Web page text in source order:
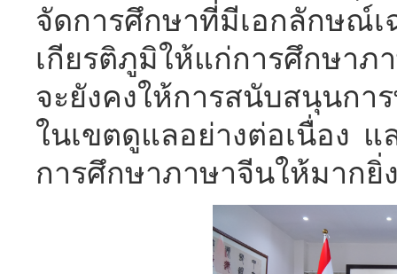
จัดการศึกษาที่มีเอกลักษณ์
เกียรติภูมิให้แก่การศึกษา
จะยังคงให้การสนับสนุนกา
ในเขตดูแลอย่างต่อเนื่อง แ
การศึกษาภาษาจีนให้มากยิ่